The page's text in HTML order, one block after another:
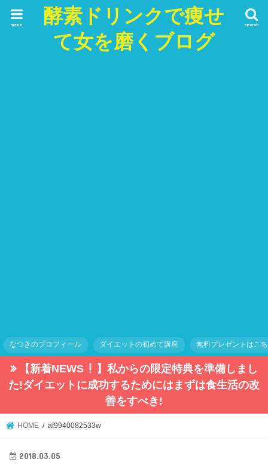
酵素ドリンクで痩せ
て女を磨くブログ
search
menu
なつきのプロフィール ダイエットの初めて講座 無料プレゼントはこ
【新着NEWS
】私からの限定特典を準備しまし
た!ダイエットに成功するためにはまずは食生活の改
善をすべき!
HOME af9940082533w
2018.03.05